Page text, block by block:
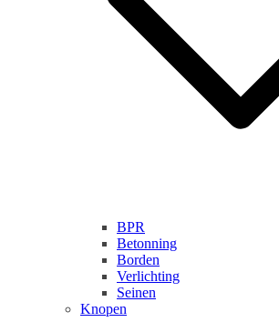
BPR
Betonning
Borden
Verlichting
Seinen
Knopen